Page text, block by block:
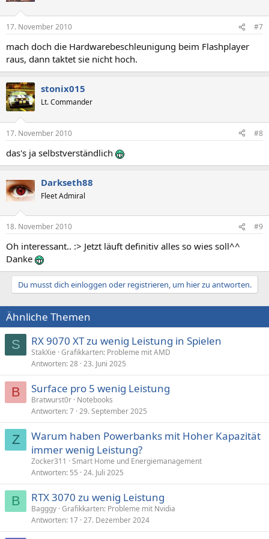
17. November 2010 #7
mach doch die Hardwarebeschleunigung beim Flashplayer
raus, dann taktet sie nicht hoch.
stonix015
Lt. Commander
17. November 2010 #8
das's ja selbstverständlich
Darkseth88
Fleet Admiral
18. November 2010 #9
Oh interessant.. :> Jetzt läuft definitiv alles so wies soll^^
Danke
Du musst dich einloggen oder registrieren, um hier zu antworten.
Ähnliche Themen
S RX 9070 XT zu wenig Leistung in Spielen
StakXie Grafikkarten: Probleme mit AMD
Antworten 28 23. Juni 2025
B Surface pro 5 wenig Leistung
Bratwurst0r Notebooks
Antworten 7 29. September 2025
Z
Warum haben Powerbanks mit Hoher Kapazität
immer wenig Leistung?
Zocker311
Smart Home und Energiemanagement
Antworten 55 24. Juli 2025
B RTX 3070 zu wenig Leistung
Bagggy Grafikkarten: Probleme mit Nvidia
Antworten 17 27. Dezember 2024